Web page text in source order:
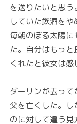
を送りたいと思
していた飲酒を
毎朝のぼる太陽
た。自分はもっ
くれたと彼女は感
ダーリンが去っ
父を亡くした。
のに対して違う